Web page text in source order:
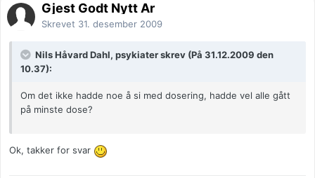
Gjest Godt Nytt År
Skrevet 31. desember 2009
Nils Håvard Dahl, psykiater skrev (På 31.12.2009 den
10.37):
Om det ikke hadde noe å si med dosering, hadde vel alle gått
på minste dose?
Ok, takker for svar